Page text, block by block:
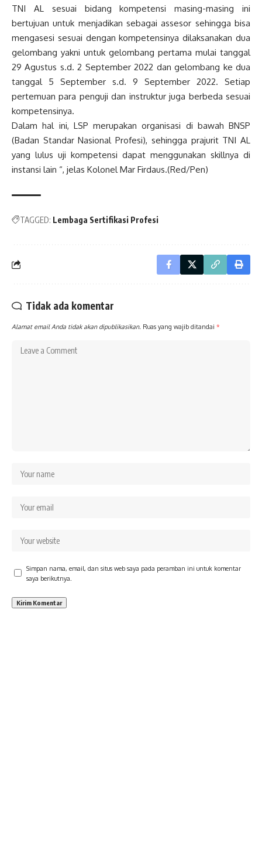
TNI AL sesuai bidang kompetensi masing-masing ini
bertujuan untuk menjadikan sebagai assesor sehingga bisa
mengasesi sesuai dengan kompetensinya dilaksanakan dua
gelombang yakni untuk gelombang pertama mulai tanggal
29 Agustus s.d. 2 September 2022 dan gelombang ke dua
tanggal 5 September s.d. 9 September 2022. Setiap
pertemuan para penguji dan instruktur juga berbeda sesuai
kompetensinya.
Dalam hal ini, LSP merupakan organisasi di bawah BNSP
(Badan Standar Nasional Profesi), sehingga prajurit TNI AL
yang lulus uji kompetensi dapat menggunakan skillnya di
instansi lain “, jelas Kolonel Mar Firdaus.(Red/Pen)
TAGGED: Lembaga Sertifikasi Profesi
Tidak ada komentar
Alamat email Anda tidak akan dipublikasikan. Ruas yang wajib ditandai *
Simpan nama, email, dan situs web saya pada peramban ini untuk komentar
saya berikutnya.